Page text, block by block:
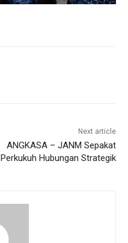
Next article
ANGKASA – JANM Sepakat
Perkukuh Hubungan Strategik